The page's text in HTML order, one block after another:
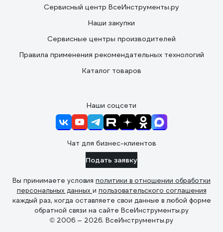
Сервисный центр ВсеИнструменты.ру
Наши закупки
Сервисные центры производителей
Правила применения рекомендательных технологий
Каталог товаров
Наши соцсети
Чат для бизнес-клиентов
Подать заявку
Вы принимаете условия политики в отношении обработки
персональных данных и пользовательского соглашения
каждый раз, когда оставляете свои данные в любой форме
обратной связи на сайте ВсеИнструменты.ру
© 2006 — 2026. ВсеИнструменты.ру